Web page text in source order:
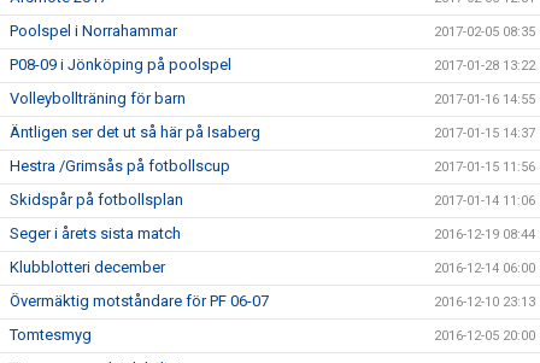
Poolspel i Norrahammar 2017-02-05 08:35
P08-09 i Jönköping på poolspel 2017-01-28 13:22
Volleybollträning för barn 2017-01-16 14:55
Äntligen ser det ut så här på Isaberg 2017-01-15 14:37
Hestra /Grimsås på fotbollscup 2017-01-15 11:56
Skidspår på fotbollsplan 2017-01-14 11:06
Seger i årets sista match 2016-12-19 08:44
Klubblotteri december 2016-12-14 06:00
Övermäktig motståndare för PF 06-07 2016-12-10 23:13
Tomtesmyg 2016-12-05 20:00